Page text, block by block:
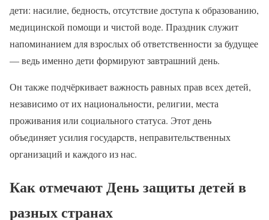
дети: насилие, бедность, отсутствие доступа к образованию,
медицинской помощи и чистой воде. Праздник служит
напоминанием для взрослых об ответственности за будущее
— ведь именно дети формируют завтрашний день.
Он также подчёркивает важность равных прав всех детей,
независимо от их национальности, религии, места
проживания или социального статуса. Этот день
объединяет усилия государств, неправительственных
организаций и каждого из нас.
Как отмечают День защиты детей в
разных странах